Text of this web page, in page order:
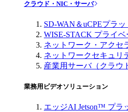
クラウド・NIC・サーバ
SD-WAN＆uCPEプラ
WISE-STACK プライ
ネットワーク・アクセ
ネットワークセキュリ
産業用サーバ（クラウ
業務用ビデオソリューション
エッジAI Jetson™ プラ